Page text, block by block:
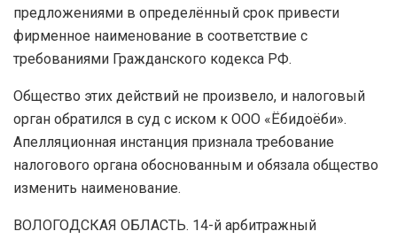
предложениями в определённый срок привести
фирменное наименование в соответствие с
требованиями Гражданского кодекса РФ.
Общество этих действий не произвело, и налоговый
орган обратился в суд с иском к ООО «Ёбидоёби».
Апелляционная инстанция признала требование
налогового органа обоснованным и обязала общество
изменить наименование.
ВОЛОГОДСКАЯ ОБЛАСТЬ. 14-й арбитражный